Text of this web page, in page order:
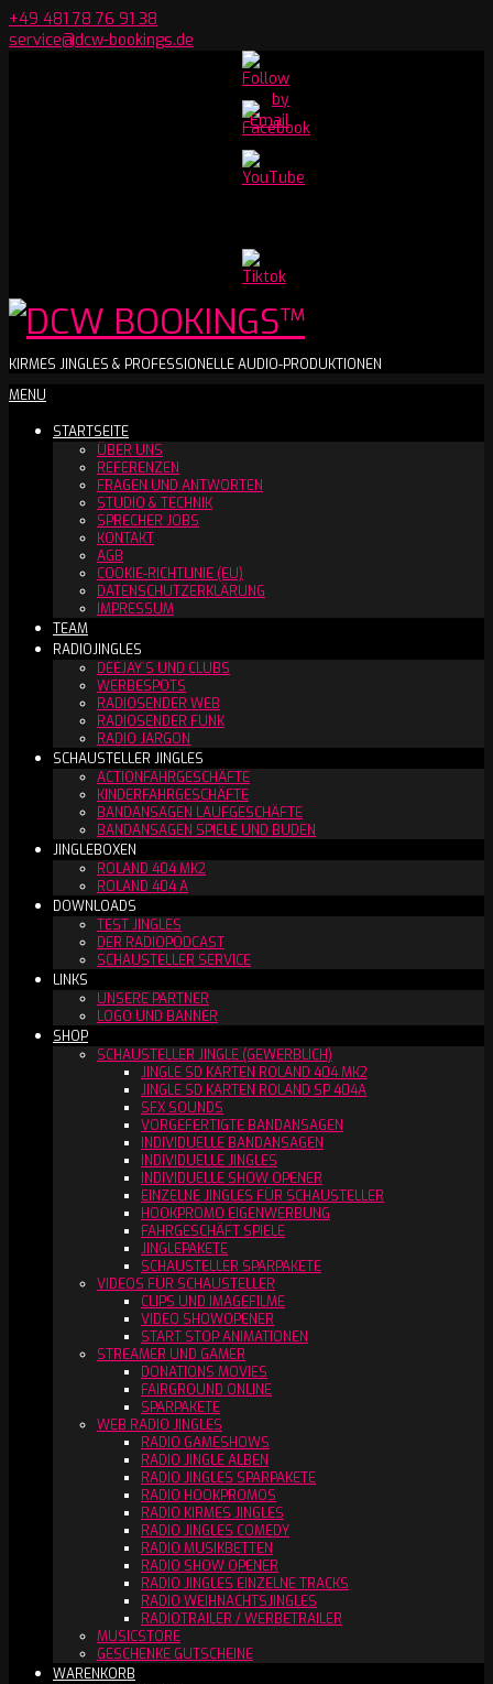
Skip
to
+49 481 78 76 91 38
service@dcw-bookings.de
Youtube
Channel
DCW
BOOKINGS™
KIRMES JINGLES & PROFESSIONELLE AUDIO-PRODUKTIONEN
Secondary
Menu
MENU
STARTSEITE
ÜBER UNS
REFERENZEN
FRAGEN UND ANTWORTEN
STUDIO & TECHNIK
SPRECHER JOBS
KONTAKT
AGB
COOKIE-RICHTLINIE (EU)
DATENSCHUTZERKLÄRUNG
IMPRESSUM
TEAM
RADIOJINGLES
DEEJAY´S UND CLUBS
WERBESPOTS
RADIOSENDER WEB
RADIOSENDER FUNK
RADIO JARGON
SCHAUSTELLER JINGLES
ACTIONFAHRGESCHÄFTE
KINDERFAHRGESCHÄFTE
BANDANSAGEN LAUFGESCHÄFTE
BANDANSAGEN SPIELE UND BUDEN
JINGLEBOXEN
ROLAND 404 MK2
ROLAND 404 A
DOWNLOADS
TEST JINGLES
DER RADIOPODCAST
SCHAUSTELLER SERVICE
LINKS
UNSERE PARTNER
LOGO UND BANNER
SHOP
SCHAUSTELLER JINGLE (GEWERBLICH)
JINGLE SD KARTEN ROLAND 404 MK2
JINGLE SD KARTEN ROLAND SP 404A
SFX SOUNDS
VORGEFERTIGTE BANDANSAGEN
INDIVIDUELLE BANDANSAGEN
INDIVIDUELLE JINGLES
INDIVIDUELLE SHOW OPENER
EINZELNE JINGLES FÜR SCHAUSTELLER
HOOKPROMO EIGENWERBUNG
FAHRGESCHÄFT SPIELE
JINGLEPAKETE
SCHAUSTELLER SPARPAKETE
VIDEOS FÜR SCHAUSTELLER
CLIPS UND IMAGEFILME
VIDEO SHOWOPENER
START STOP ANIMATIONEN
STREAMER UND GAMER
DONATIONS MOVIES
FAIRGROUND ONLINE
SPARPAKETE
WEB RADIO JINGLES
RADIO GAMESHOWS
RADIO JINGLE ALBEN
RADIO JINGLES SPARPAKETE
RADIO HOOKPROMOS
RADIO KIRMES JINGLES
RADIO JINGLES COMEDY
RADIO MUSIKBETTEN
RADIO SHOW OPENER
RADIO JINGLES EINZELNE TRACKS
RADIO WEIHNACHTSJINGLES
RADIOTRAILER / WERBETRAILER
MUSICSTORE
GESCHENKE GUTSCHEINE
WARENKORB